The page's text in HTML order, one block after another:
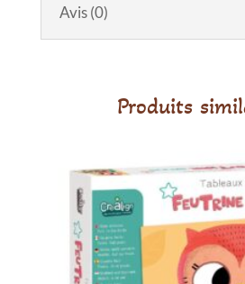
Roarsome
Avis (0)
Produits